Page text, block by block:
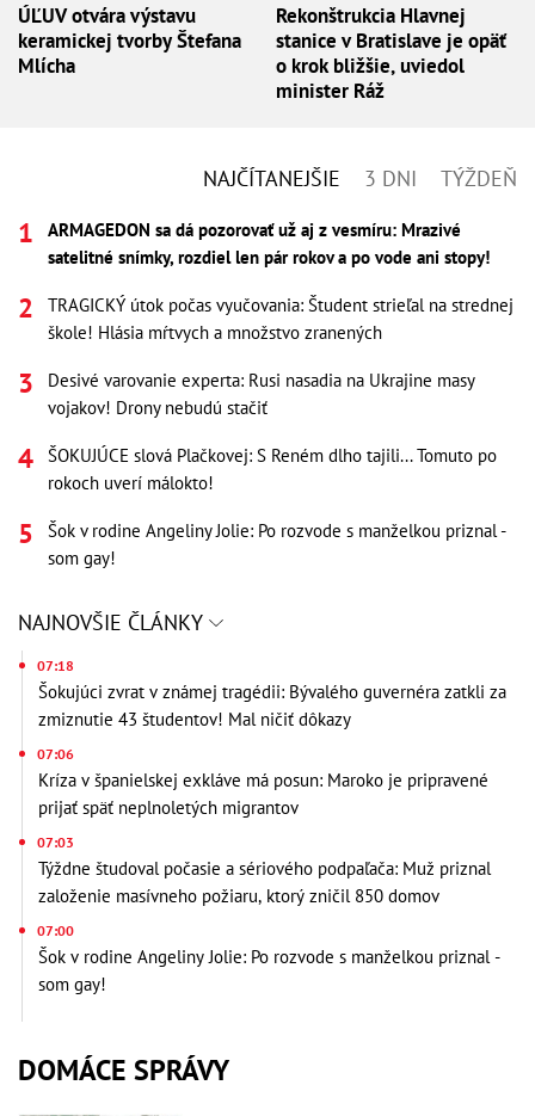
ÚĽUV otvára výstavu
keramickej tvorby Štefana
Mlícha
Rekonštrukcia Hlavnej
stanice v Bratislave je opäť
o krok bližšie, uviedol
minister Ráž
NAJČÍTANEJŠIE 3 DNI TÝŽDEŇ
ARMAGEDON sa dá pozorovať už aj z vesmíru: Mrazivé
satelitné snímky, rozdiel len pár rokov a po vode ani stopy!
TRAGICKÝ útok počas vyučovania: Študent strieľal na strednej
škole! Hlásia mŕtvych a množstvo zranených
Desivé varovanie experta: Rusi nasadia na Ukrajine masy
vojakov! Drony nebudú stačiť
ŠOKUJÚCE slová Plačkovej: S Reném dlho tajili... Tomuto po
rokoch uverí málokto!
Šok v rodine Angeliny Jolie: Po rozvode s manželkou priznal -
som gay!
NAJNOVŠIE ČLÁNKY
07:18
Šokujúci zvrat v známej tragédii: Bývalého guvernéra zatkli za
zmiznutie 43 študentov! Mal ničiť dôkazy
07:06
Kríza v španielskej exkláve má posun: Maroko je pripravené
prijať späť neplnoletých migrantov
07:03
Týždne študoval počasie a sériového podpaľača: Muž priznal
založenie masívneho požiaru, ktorý zničil 850 domov
07:00
Šok v rodine Angeliny Jolie: Po rozvode s manželkou priznal -
som gay!
DOMÁCE SPRÁVY